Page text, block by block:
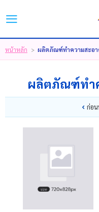
LOGIN
MY WISHLIST
หน้าหลัก > ผลิตภัณฑ์ทำความสะอ
ผลิตภัณฑ์ทำ
ก่อ